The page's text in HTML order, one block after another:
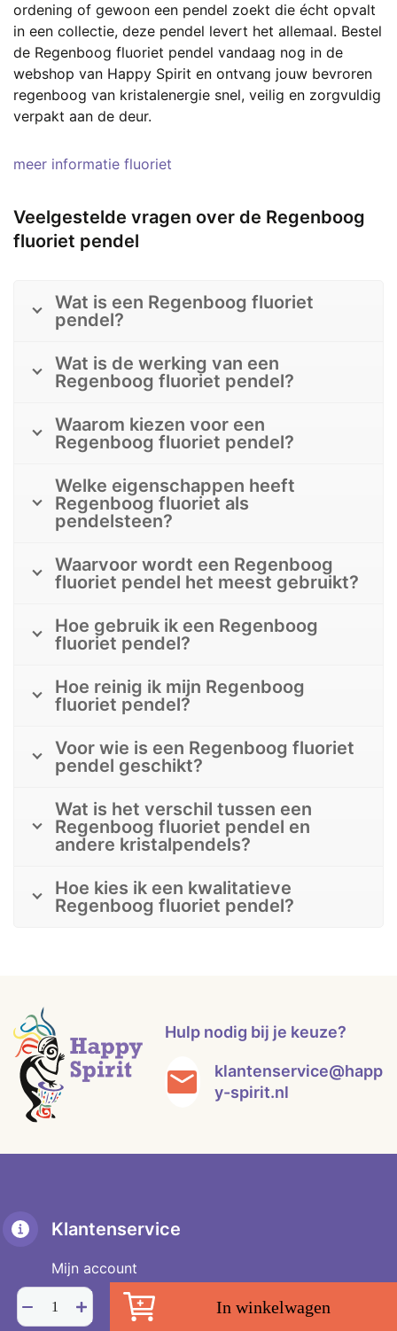
Regenboog
fluoriet
In winkelwagen
ordening of gewoon een pendel zoekt die écht opvalt
in een collectie, deze pendel levert het allemaal. Bestel
de Regenboog fluoriet pendel vandaag nog in de
webshop van Happy Spirit en ontvang jouw bevroren
regenboog van kristalenergie snel, veilig en zorgvuldig
verpakt aan de deur.
meer informatie fluoriet
Veelgestelde vragen over de Regenboog
fluoriet pendel
Wat is een Regenboog fluoriet
pendel?
Wat is de werking van een
Regenboog fluoriet pendel?
Waarom kiezen voor een
Regenboog fluoriet pendel?
Welke eigenschappen heeft
Regenboog fluoriet als
pendelsteen?
Waarvoor wordt een Regenboog
fluoriet pendel het meest gebruikt?
Hoe gebruik ik een Regenboog
fluoriet pendel?
Hoe reinig ik mijn Regenboog
fluoriet pendel?
Voor wie is een Regenboog fluoriet
pendel geschikt?
Wat is het verschil tussen een
Regenboog fluoriet pendel en
andere kristalpendels?
Hoe kies ik een kwalitatieve
Regenboog fluoriet pendel?
Hulp nodig bij je keuze?
klantenservice@happ
y-spirit.nl
Klantenservice
Mijn account
Algemene voorwaarden